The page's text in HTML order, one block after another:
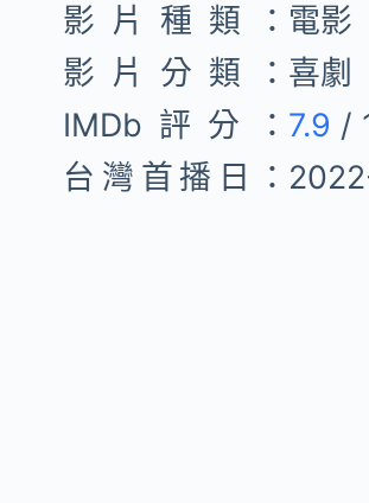
影片種類： 電影
影片分類： 喜劇
IMDb評分： 7.9 /
台灣首播日：